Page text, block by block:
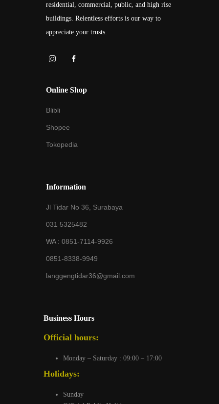
residential, commercial, public, and high rise
buildings. Relentless efforts is our way to
appreciate your trusts.
Online Shop
Blibli
Shopee
Tokopedia
Information
Jl Tidar No 36, Surabaya
031 5325482
WA : 0851-7114-9926
0851-8338-9949
langgengtidar36@gmail.com
Business Hours
Official hours:
Monday – Saturday : 09:00 – 17:00
Holidays:
Sunday